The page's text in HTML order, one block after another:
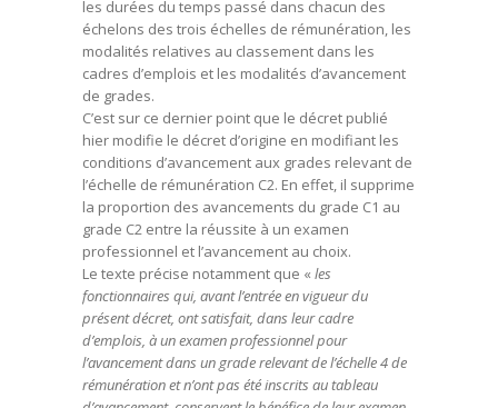
les durées du temps passé dans chacun des
échelons des trois échelles de rémunération, les
modalités relatives au classement dans les
cadres d’emplois et les modalités d’avancement
de grades.
C’est sur ce dernier point que le décret publié
hier modifie le décret d’origine en modifiant les
conditions d’avancement aux grades relevant de
l’échelle de rémunération C2. En effet, il supprime
la proportion des avancements du grade C1 au
grade C2 entre la réussite à un examen
professionnel et l’avancement au choix.
Le texte précise notamment que « les
fonctionnaires qui, avant l’entrée en vigueur du
présent décret, ont satisfait, dans leur cadre
d’emplois, à un examen professionnel pour
l’avancement dans un grade relevant de l’échelle 4 de
rémunération et n’ont pas été inscrits au tableau